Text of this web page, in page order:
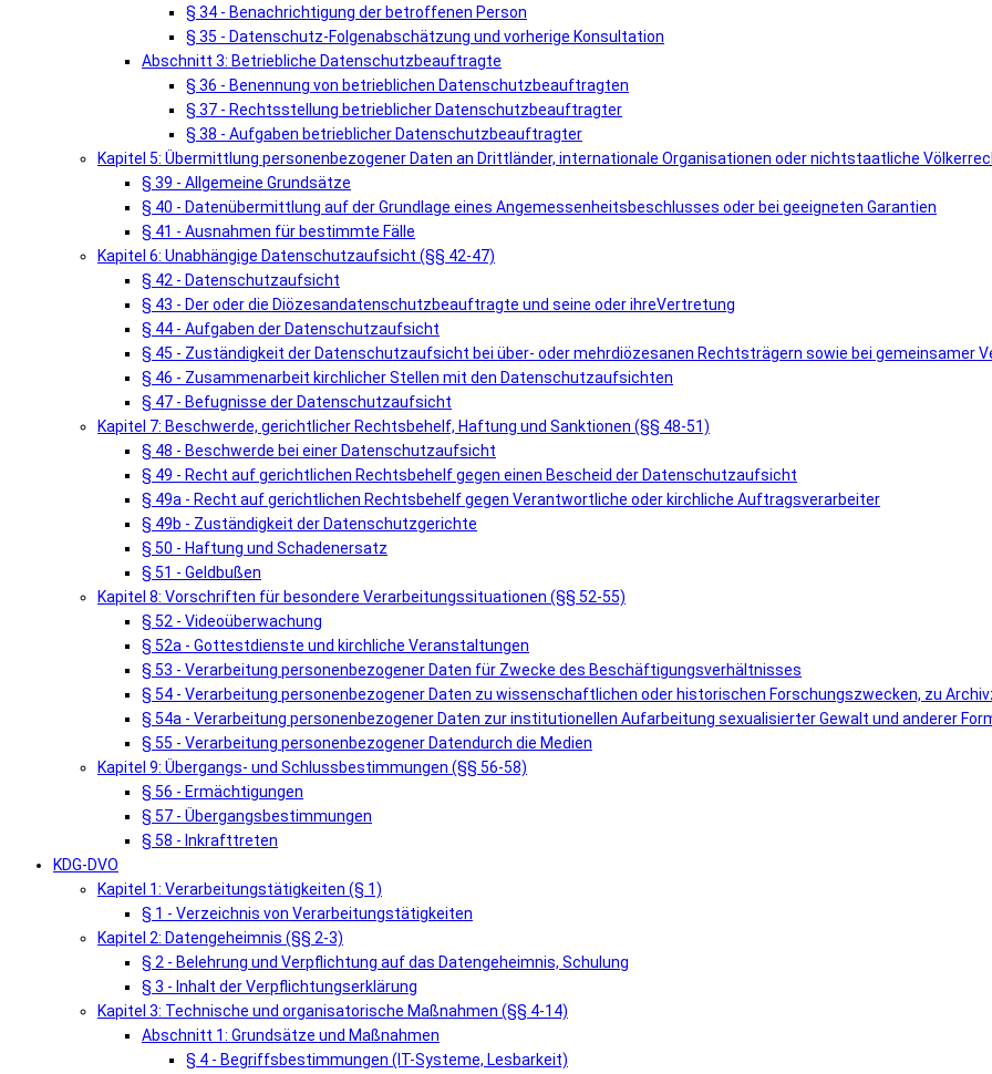
§ 34 - Benachrichtigung der betroffenen Person
§ 35 - Datenschutz-Folgenabschätzung und vorherige Konsultation
Abschnitt 3: Betriebliche Datenschutzbeauftragte
§ 36 - Benennung von betrieblichen Datenschutzbeauftragten
§ 37 - Rechtsstellung betrieblicher Datenschutzbeauftragter
§ 38 - Aufgaben betrieblicher Datenschutzbeauftragter
Kapitel 5: Übermittlung personenbezogener Daten an Drittländer, internationale Organisationen oder nichtstaatliche
§ 39 - Allgemeine Grundsätze
§ 40 - Datenübermittlung auf der Grundlage eines Angemessenheitsbeschlusses oder bei geeigneten Garantien
§ 41 - Ausnahmen für bestimmte Fälle
Kapitel 6: Unabhängige Datenschutzaufsicht (§§ 42-47)
§ 42 - Datenschutzaufsicht
§ 43 - Der oder die Diözesandatenschutzbeauftragte und seine oder ihreVertretung
§ 44 - Aufgaben der Datenschutzaufsicht
§ 45 - Zuständigkeit der Datenschutzaufsicht bei über- oder mehrdiözesanen Rechtsträgern sowie bei gemeinsamer
§ 46 - Zusammenarbeit kirchlicher Stellen mit den Datenschutzaufsichten
§ 47 - Befugnisse der Datenschutzaufsicht
Kapitel 7: Beschwerde, gerichtlicher Rechtsbehelf, Haftung und Sanktionen (§§ 48-51)
§ 48 - Beschwerde bei einer Datenschutzaufsicht
§ 49 - Recht auf gerichtlichen Rechtsbehelf gegen einen Bescheid der Datenschutzaufsicht
§ 49a - Recht auf gerichtlichen Rechtsbehelf gegen Verantwortliche oder kirchliche Auftragsverarbeiter
§ 49b - Zuständigkeit der Datenschutzgerichte
§ 50 - Haftung und Schadenersatz
§ 51 - Geldbußen
Kapitel 8: Vorschriften für besondere Verarbeitungssituationen (§§ 52-55)
§ 52 - Videoüberwachung
§ 52a - Gottestdienste und kirchliche Veranstaltungen
§ 53 - Verarbeitung personenbezogener Daten für Zwecke des Beschäftigungsverhältnisses
§ 54 - Verarbeitung personenbezogener Daten zu wissenschaftlichen oder historischen Forschungszwecken, zu
§ 54a - Verarbeitung personenbezogener Daten zur institutionellen Aufarbeitung sexualisierter Gewalt und anderer
§ 55 - Verarbeitung personenbezogener Datendurch die Medien
Kapitel 9: Übergangs- und Schlussbestimmungen (§§ 56-58)
§ 56 - Ermächtigungen
§ 57 - Übergangsbestimmungen
§ 58 - Inkrafttreten
KDG-DVO
Kapitel 1: Verarbeitungstätigkeiten (§ 1)
§ 1 - Verzeichnis von Verarbeitungstätigkeiten
Kapitel 2: Datengeheimnis (§§ 2-3)
§ 2 - Belehrung und Verpflichtung auf das Datengeheimnis, Schulung
§ 3 - Inhalt der Verpflichtungserklärung
Kapitel 3: Technische und organisatorische Maßnahmen (§§ 4-14)
Abschnitt 1: Grundsätze und Maßnahmen
§ 4 - Begriffsbestimmungen (IT-Systeme, Lesbarkeit)